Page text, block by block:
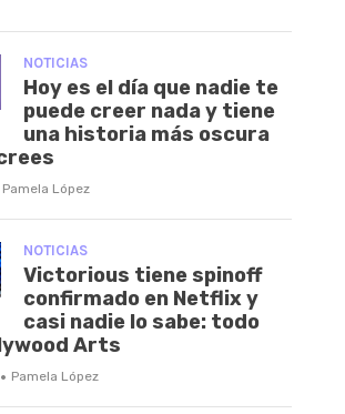
NOTICIAS
Hoy es el día que nadie te
puede creer nada y tiene
una historia más oscura
Pamela López
NOTICIAS
Victorious tiene spinoff
confirmado en Netflix y
casi nadie lo sabe: todo
Arts
· Pamela López